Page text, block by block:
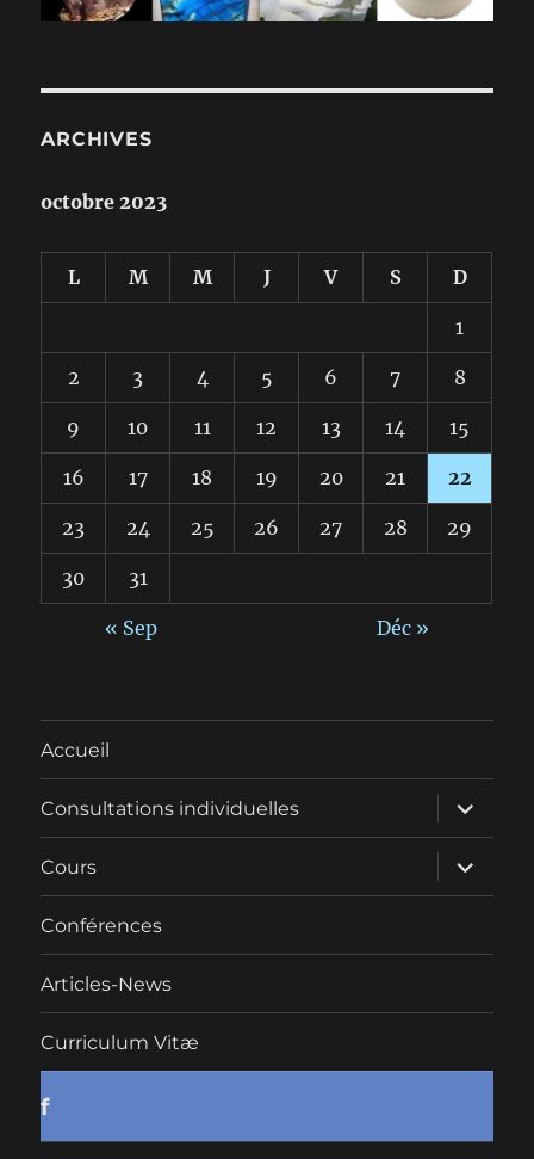
ARCHIVES
octobre 2023
L M M J V S D
1
2 3 4 5 6 7 8
9 10 11 12 13 14 15
16 17 18 19 20 21 22
23 24 25 26 27 28 29
30 31
« Sep Déc »
Accueil
Consultations individuelles
ouvrir
le
sous-
menu
Cours
ouvrir
le
sous-
Conférences
Articles-News
Curriculum Vitæ
f